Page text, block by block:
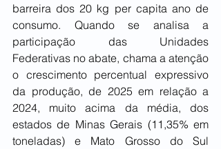
barreira dos 20 kg per capita ano de
consumo. Quando se analisa a
participação das Unidades
Federativas no abate, chama a atenção
o crescimento percentual expressivo
da produção, de 2025 em relação a
2024, muito acima da média, dos
estados de Minas Gerais (11,35% em
toneladas) e Mato Grosso do Sul